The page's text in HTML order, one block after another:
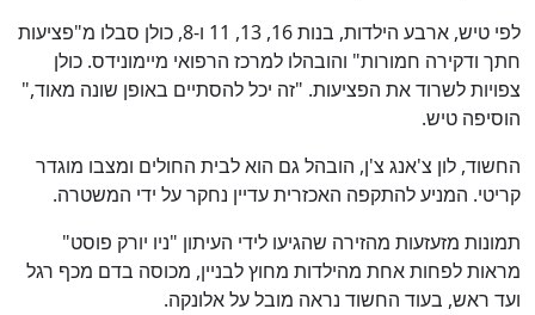
לפי טיש, ארבע הילדות, בנות 16, 13, 11 ו-8, כולן סבלו מ"פציעות
חתך ודקירה חמורות" והובהלו למרכז הרפואי מיימונידס. כולן
צפויות לשרוד את הפציעות. "זה יכל להסתיים באופן שונה מאוד,"
הוסיפה טיש.
החשוד, לון צ'אנג צ'ן, הובהל גם הוא לבית החולים ומצבו מוגדר
קריטי. המניע להתקפה האכזרית עדיין נחקר על ידי המשטרה.
תמונות מזעזעות מהזירה שהגיעו לידי העיתון "ניו יורק פוסט"
מראות לפחות אחת מהילדות מחוץ לבניין, מכוסה בדם מכף רגל
ועד ראש, בעוד החשוד נראה מובל על אלונקה.